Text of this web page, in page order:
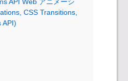
CSS Transitions,
API)